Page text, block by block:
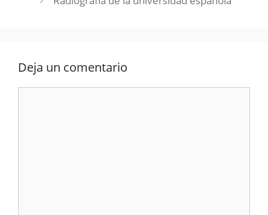
Deja un comentario